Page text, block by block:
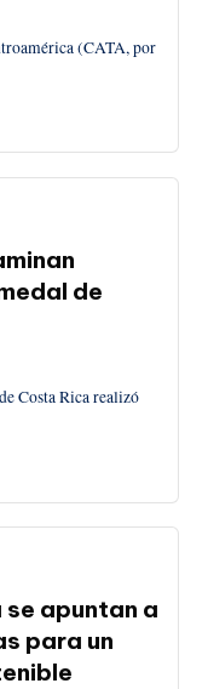
(CATA, por
de
Costa Rica realizó
apuntan a
para un